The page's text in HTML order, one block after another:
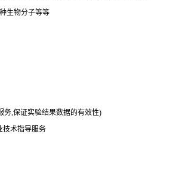
生物分子等等
务,保证实验结果数据的有效性)
技术指导服务